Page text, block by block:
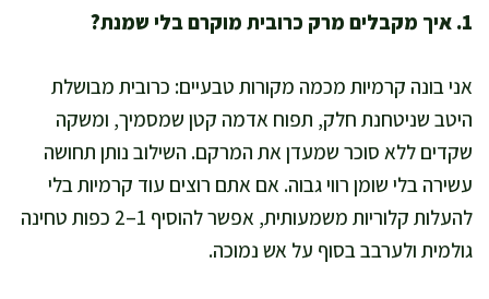
1. איך מקבלים מרק כרובית מוקרם בלי שמנת?
אני בונה קרמיות מכמה מקורות טבעיים: כרובית מבושלת
היטב שניטחנת חלק, תפוח אדמה קטן שמסמיך, ומשקה
שקדים ללא סוכר שמעדן את המרקם. השילוב נותן תחושה
עשירה בלי שומן רווי גבוה. אם אתם רוצים עוד קרמיות בלי
להעלות קלוריות משמעותית, אפשר להוסיף 1–2 כפות טחינה
גולמית ולערבב בסוף על אש נמוכה.